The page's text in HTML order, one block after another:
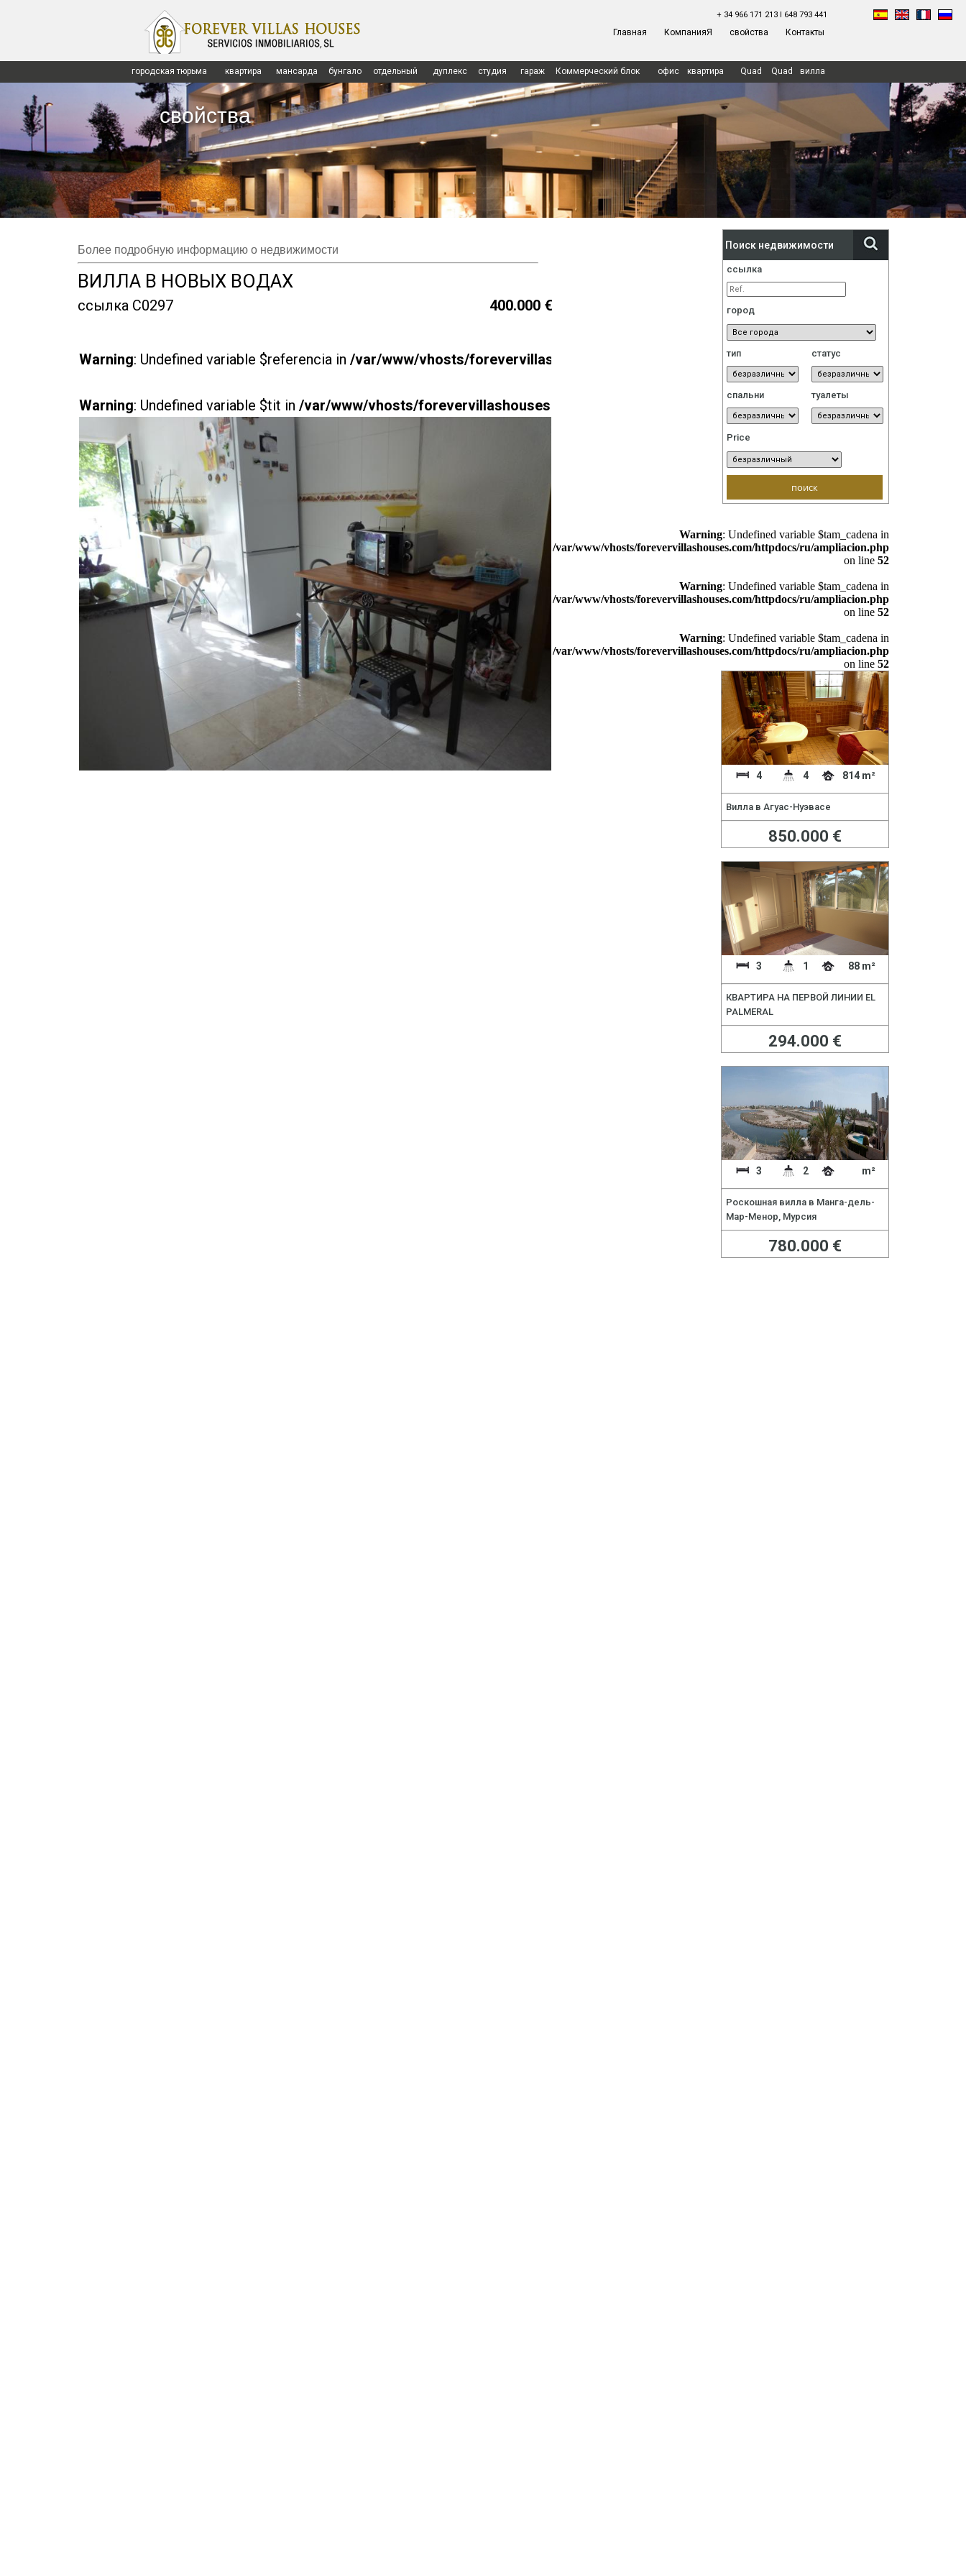
select DISTINCT c03 from inmuebles order by c03
: Undefined array key "c5" in/var/www/vhosts/forevervillashouses.com/httpdocs/ru/ampliacion.php
: Undefined array key 13 in/var/www/vhosts/forevervillashouses.com/httpdocs/ru/ampliacion.php
Главная КомпанияЯ свойства Контакты
+ 34 966 171 213 I 648 793 441
свойства
Более подробную информацию о недвижимости
ВИЛЛА В НОВЫХ ВОДАХ
ссылка C0297 400.000 €
Warning: Undefined variable $referencia in /var/www/vhosts/forevervillashouses.com/httpdocs/ru/ampliacion.phpon line
Warning: Undefined variable $tit in /var/www/vhosts/forevervillashouses.com/httpdocs/ru/ampliacion.phpon line306
: Undefined variable $referencia in/var/www/vhosts/
: Undefined variable $tit in/var/www/vhosts/
Поиск недвижимости
ссылка
город
тип статус
спальни туалеты
Price
Warning: Undefined variable $tam_cadena in
/var/www/vhosts/forevervillashouses.com/httpdocs/ru/ampliacion.php
on line 52
Warning: Undefined variable $tam_cadena in
/var/www/vhosts/forevervillashouses.com/httpdocs/ru/ampliacion.php
on line 52
Warning: Undefined variable $tam_cadena in
/var/www/vhosts/forevervillashouses.com/httpdocs/ru/ampliacion.php
on line 52
4 4 814 m²
Вилла в Агуас-Нуэвасе
850.000 €
3 1 88 m²
КВАРТИРА НА ПЕРВОЙ ЛИНИИ EL
PALMERAL
294.000 €
3 2 m²
Роскошная вилла в Манга-дель-
Мар-Менор, Мурсия
780.000 €
городская тюрьма квартира мансарда бунгало отдельный дуплекс студия гараж Коммерческий блок офис квартира Quad Quad вилла
C/ Caballero de Rodas, 20 (Esquina Azorín) • 03181 Torrevieja - Alicante Empresa Servicios